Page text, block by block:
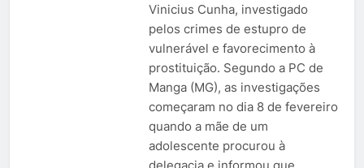
Vinicius Cunha, investigado
pelos crimes de estupro de
vulnerável e favorecimento à
prostituição. Segundo a PC de
Manga (MG), as investigações
começaram no dia 8 de fevereiro
quando a mãe de um
adolescente procurou à